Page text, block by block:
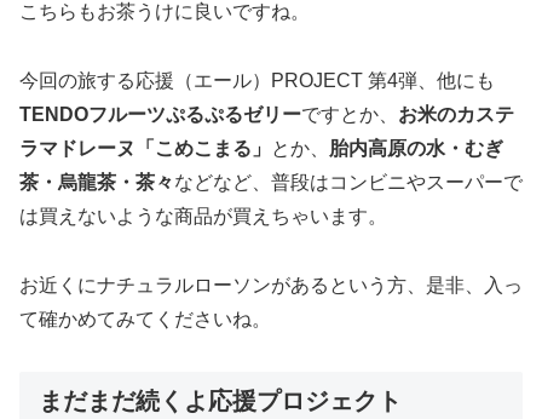
こちらもお茶うけに良いですね。
今回の旅する応援（エール）PROJECT 第4弾、他にも
TENDOフルーツぷるぷるゼリーですとか、 お米のカステ
ラマドレーヌ「こめこまる」
とか、 胎内高原の水・むぎ
茶・烏龍茶・茶々などなど、普段はコンビニやスーパーで
は買えないような商品が買えちゃいます。
お近くにナチュラルローソンがあるという方、是非、入っ
て確かめてみてくださいね。
まだまだ続くよ応援プロジェクト